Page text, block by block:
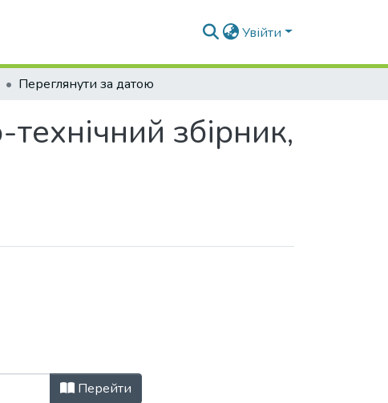
Увійти
Переглянути за датою
збірник,
збірник, Вип. 45 за Дата
Перейти